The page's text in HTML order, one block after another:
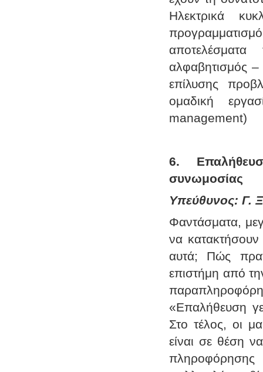
Ηλεκτρικά
αλφαβητισμός –
επίλυσης
ομαδική
management)
6.
συνωμοσίας
Υπεύθυνος: Γ.
Φαντάσματα,
να
αυτά; Πώς
επιστήμη από
«Επαλήθευση
Στο τέλος, οι
είναι σε θέση